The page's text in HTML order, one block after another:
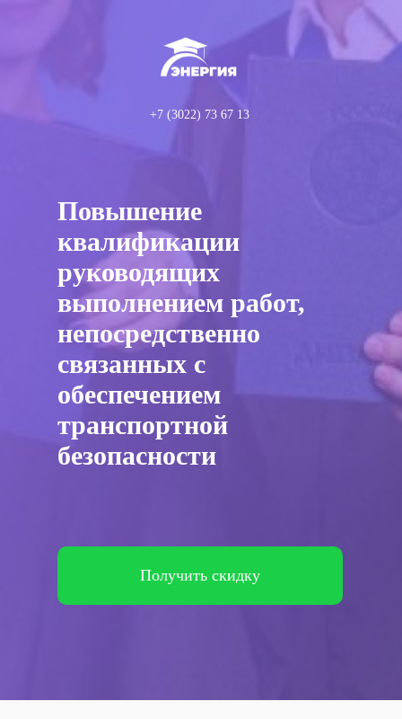
Повышение
квалификации
руководящих
выполнением работ,
непосредственно
связанных с
обеспечением
транспортной
безопасности
+7 (3022) 73 67 13
Получить скидку